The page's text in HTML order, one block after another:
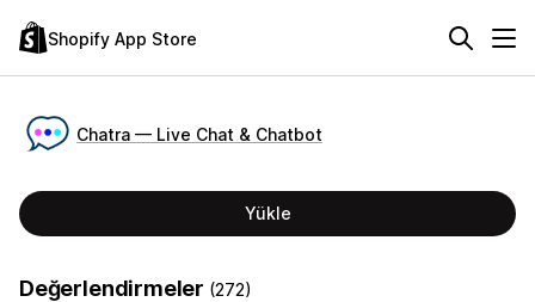
Shopify App Store
Chatra — Live Chat & Chatbot
Yükle
Değerlendirmeler (272)